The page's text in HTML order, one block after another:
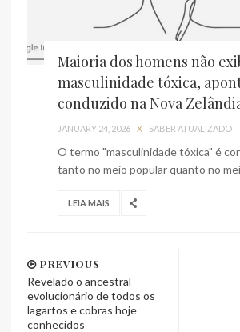
Maioria dos homens não
masculinidade tóxica,
conduzido na Nova
JANUARY 24, 2026 X SABER ATUALIZADO
O termo "masculinidade tóxica" é
tanto no meio popular quanto no
LEIA MAIS
PREVIOUS
Revelado o ancestral
evolucionário de todos os
lagartos e cobras hoje
conhecidos